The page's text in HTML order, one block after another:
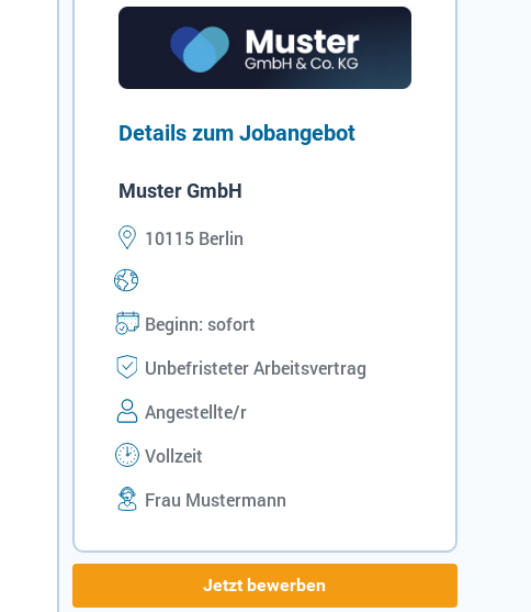
Details zum Jobangebot
Muster GmbH
10115 Berlin
Beginn: sofort
Unbefristeter Arbeitsvertrag
Angestellte/r
Vollzeit
Frau Mustermann
Jetzt bewerben